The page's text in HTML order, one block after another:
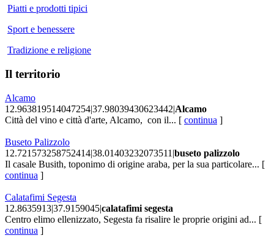
Piatti e prodotti tipici
Sport e benessere
Tradizione e religione
Il territorio
Alcamo
12.963819514047254|37.98039430623442|Alcamo
Città del vino e città d'arte, Alcamo, con il... [ continua ]
Buseto Palizzolo
12.721573258752414|38.01403232073511|buseto palizzolo
Il casale Busith, toponimo di origine araba, per la sua particolare... [
continua ]
Calatafimi Segesta
12.8635913|37.9159045|calatafimi segesta
Centro elimo ellenizzato, Segesta fa risalire le proprie origini ad... [
continua ]